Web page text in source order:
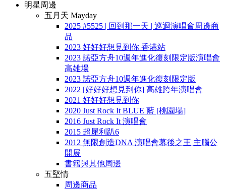
明星周邊
五月天 Mayday
2025 #5525 | 回到那一天 | 巡迴演唱會周邊商
品
2023 好好好想見到你 香港站
2023 諾亞方舟10週年進化復刻限定版演唱會
高雄場
2023 諾亞方舟10週年進化復刻限定版
2022 [好好好想見到你] 高雄跨年演唱會
2021 好好好想見到你
2020 Just Rock It BLUE 藍 [桃園場]
2016 Just Rock It 演唱會
2015 超犀利趴6
2012 無限創造DNA 演唱會幕後之王 主腦公
開展
書籍與其他周邊
五堅情
周邊商品